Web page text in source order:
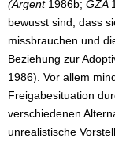
(Argent 1986b; GZA
bewusst sind, dass
missbrauchen und
Beziehung zur
1986). Vor allem
Freigabesituation
verschiedenen
unrealistische